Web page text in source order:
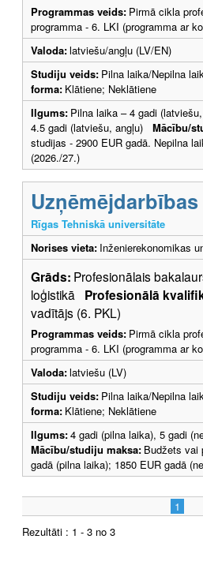
Programmas veids: Pirmā cikla
programma - 6. LKI (programma ar
Valoda:latviešu/angļu (LV/EN)
Studiju veids: Pilna laika/Nepilna
forma: Klātiene; Neklātiene
Ilgums: Pilna laika – 4 gadi
4.5 gadi (latviešu, angļu) Mācību/
studijas - 2900 EUR gadā. Nepilna
(2026./27.)
Rīgas Tehniskā universitāte
Norises vieta: Inženierekonomikas
Grāds: Profesionālais
loģistikā Profesionālā
vadītājs (6. PKL)
Programmas veids: Pirmā cikla
programma - 6. LKI (programma ar
Valoda:latviešu (LV)
Studiju veids: Pilna laika/Nepilna
forma: Klātiene; Neklātiene
Ilgums:4 gadi (pilna laika), 5 gadi
Mācību/studiju maksa: Budžets vai
gadā (pilna laika); 1850 EUR gadā
1
Rezultāti : 1 - 3 no 3